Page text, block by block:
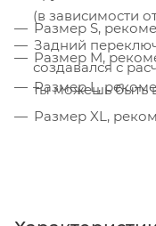
(в зависимости
Задний
создавался с
ты можешь быть
Размер S,
Размер M,
Размер L,
Размер XL,